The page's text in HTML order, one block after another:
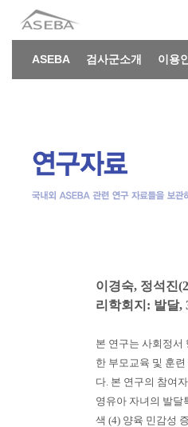
ASEBA 검사군소개 이용
이경숙, 정석진
리학회지: 발달,
본 연구는 사회정서
한 부모교육 및 훈
다. 본 연구의 참여
영유아 자녀의 발달
색 (4) 양육 민감성